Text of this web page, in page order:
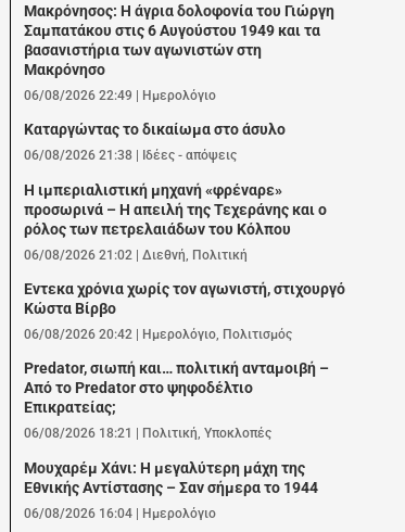
Μακρόνησος: Η άγρια δολοφονία του Γιώργη
Σαμπατάκου στις 6 Αυγούστου 1949 και τα
βασανιστήρια των αγωνιστών στη
Μακρόνησο
06/08/2026 22:49 | Ημερολόγιο
Καταργώντας το δικαίωμα στο άσυλο
06/08/2026 21:38 Ιδέες - απόψεις
Η ιμπεριαλιστική μηχανή «φρέναρε»
προσωρινά – Η απειλή της Τεχεράνης και ο
ρόλος των πετρελαιάδων του Κόλπου
06/08/2026 21:02 |Διεθνή Πολιτική
Εντεκα χρόνια χωρίς τον αγωνιστή, στιχουργό
Κώστα Βίρβο
06/08/2026 20:42 Ημερολόγιο, Πολιτισμός
Predator, σιωπή και… πολιτική ανταμοιβή –
Από το Predator στο ψηφοδέλτιο
Επικρατείας;
06/08/2026 18:21 Πολιτική,Υποκλοπές
Μουχαρέμ Χάνι: Η μεγαλύτερη μάχη της
Εθνικής Αντίστασης – Σαν σήμερα το 1944
06/08/2026 16:04 | Ημερολόγιο